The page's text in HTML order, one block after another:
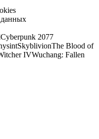
Cyberpunk 2077
SkyblivionThe Blood of
IVWuchang: Fallen